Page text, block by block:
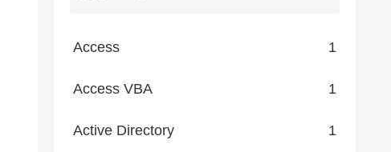
Access 1
Access VBA 1
Active Directory 1